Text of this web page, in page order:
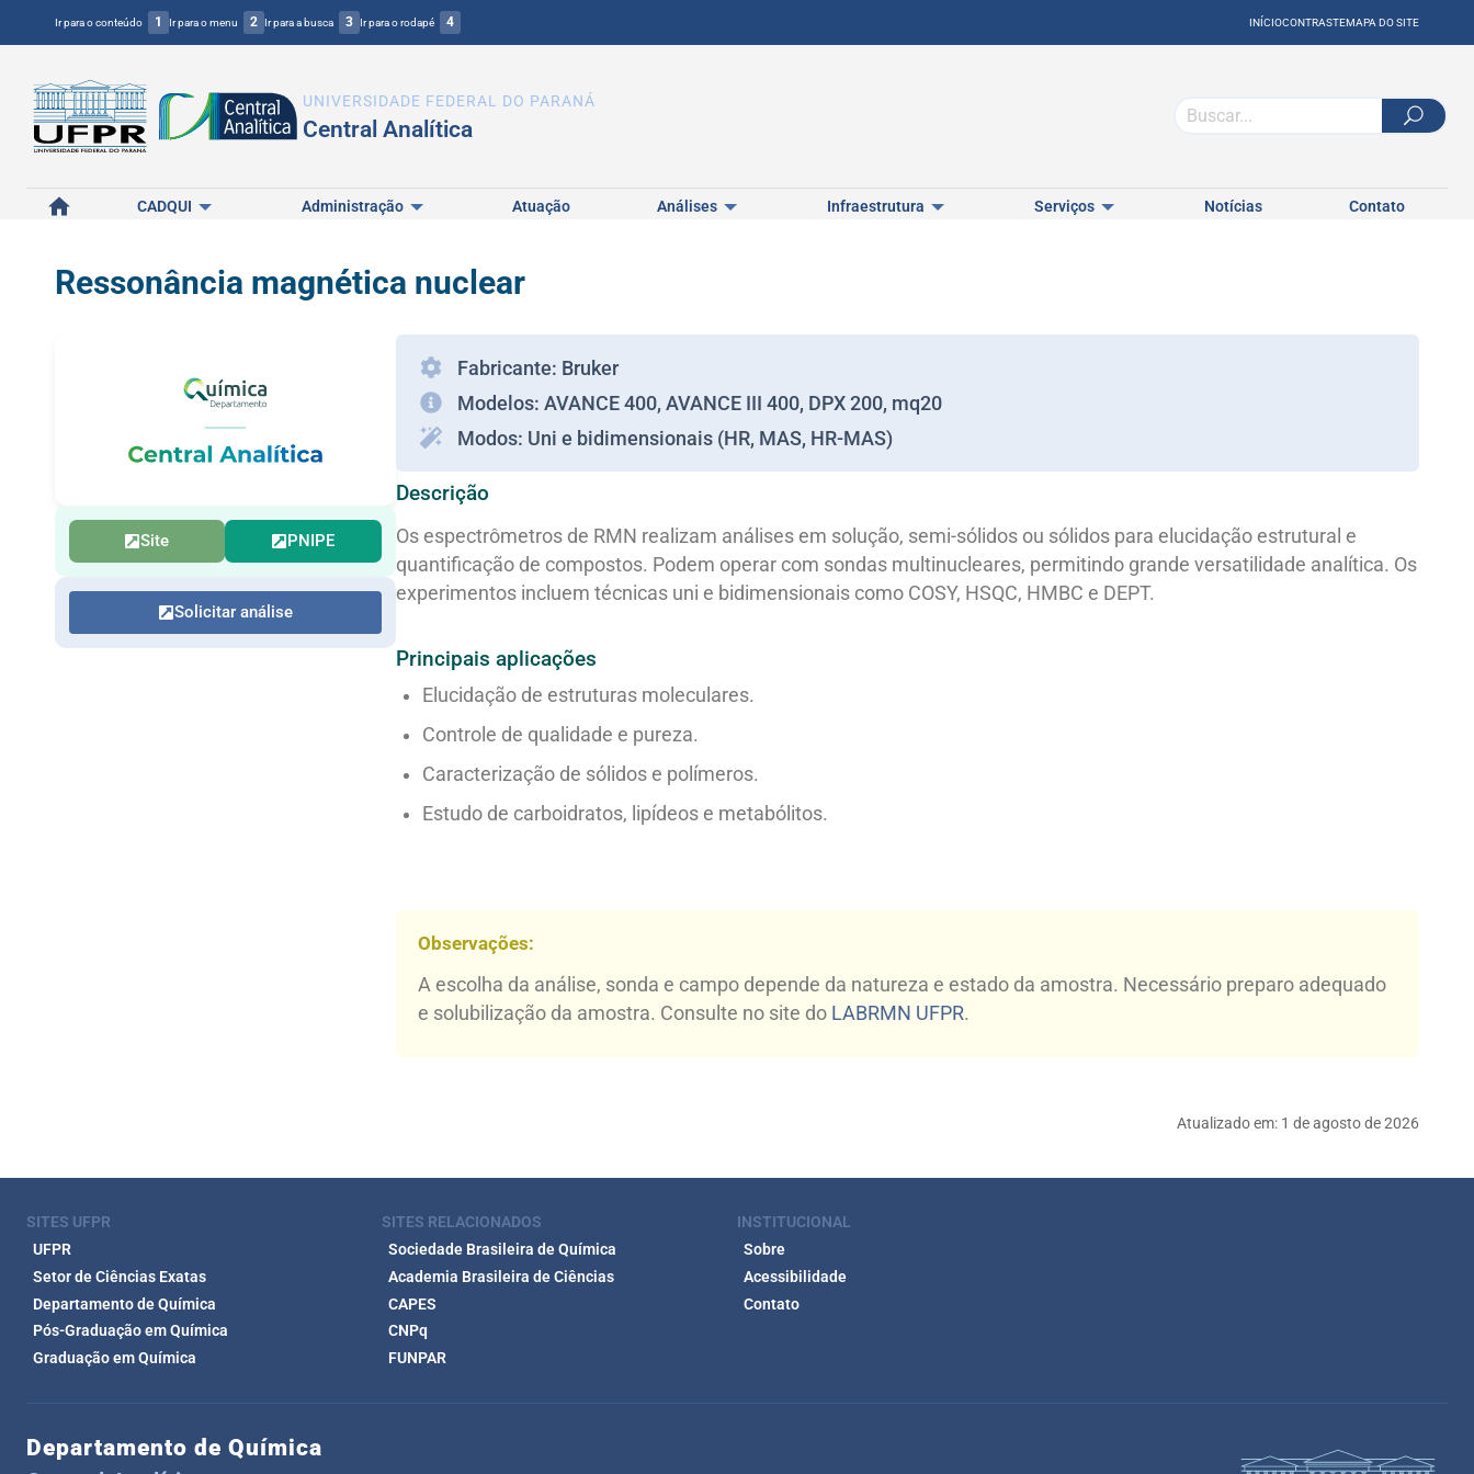
Ir para o conteúdo 1 Ir para o menu 2 Ir para a busca 3 Ir para o rodapé 4 INÍCIOCONTRASTEMAPA DO SITE
UNIVERSIDADE FEDERAL DO PARANÁ
Central Analítica
Início CADQUI Administração Atuação Análises Infraestrutura Serviços Notícias Contato
Ressonância magnética nuclear
Site PNIPE
Solicitar análise
Fabricante: Bruker
Modelos: AVANCE 400, AVANCE III 400, DPX 200, mq20
Modos: Uni e bidimensionais (HR, MAS, HR-MAS)
Descrição
Os espectrômetros de RMN realizam análises em solução, semi-sólidos ou sólidos para elucidação estrutural e
quantificação de compostos. Podem operar com sondas multinucleares, permitindo grande versatilidade analítica. Os
experimentos incluem técnicas uni e bidimensionais como COSY, HSQC, HMBC e DEPT.
Principais aplicações
Elucidação de estruturas moleculares.
Controle de qualidade e pureza.
Caracterização de sólidos e polímeros.
Estudo de carboidratos, lipídeos e metabólitos.
Observações:
A escolha da análise, sonda e campo depende da natureza e estado da amostra. Necessário preparo adequado
e solubilização da amostra. Consulte no site do LABRMN UFPR.
Atualizado em: 1 de agosto de 2026
SITES UFPR
UFPR
Setor de Ciências Exatas
Departamento de Química
Pós-Graduação em Química
Graduação em Química
SITES RELACIONADOS
Sociedade Brasileira de Química
Academia Brasileira de Ciências
CAPES
CNPq
FUNPAR
INSTITUCIONAL
Sobre
Acessibilidade
Contato
Departamento de Química